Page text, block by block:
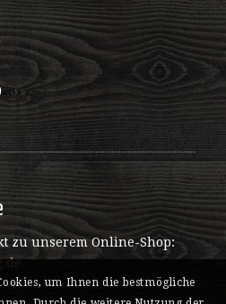
zu unserem Online-Shop:
um Ihnen die bestmögliche